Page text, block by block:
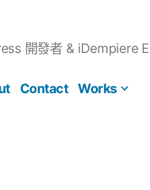
開發者 & iDempiere
Contact Works